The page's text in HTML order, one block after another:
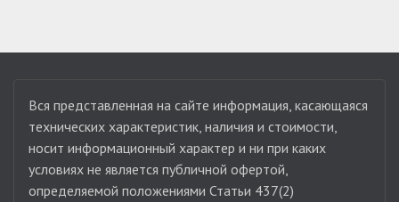
Вся представленная на сайте информация, касающаяся
технических характеристик, наличия и стоимости,
носит информационный характер и ни при каких
условиях не является публичной офертой,
определяемой положениями Статьи 437(2)